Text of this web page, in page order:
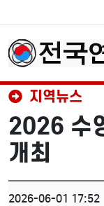
지역뉴스
2026 수
개최
2026-06-01 17:52